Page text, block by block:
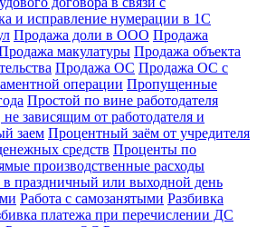
и исправление нумерации в 1С
Продажа доли в ООО Продажа
макулатуры Продажа объекта
Продажа ОС Продажа ОС с
операции Пропущенные
Простой по вине работодателя
зависящим от работодателя и
заем Процентный заём от учредителя
средств Проценты по
производственные расходы
в праздничный или выходной день
Работа с самозанятыми Разбивка
платежа при перечислении ДС